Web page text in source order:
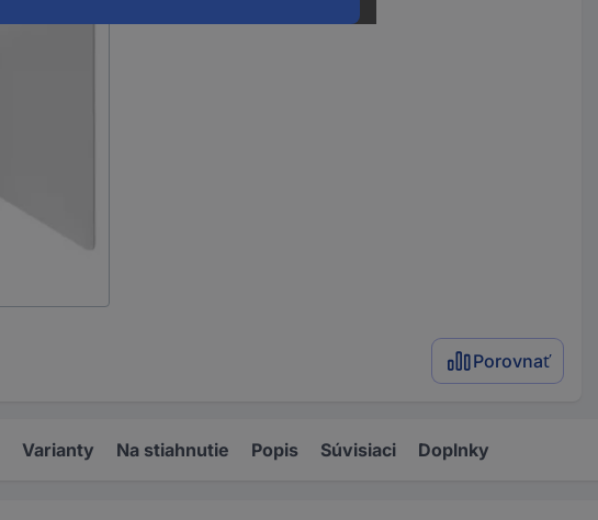
Porovnať
Varianty Na stiahnutie Popis Súvisiaci Doplnky